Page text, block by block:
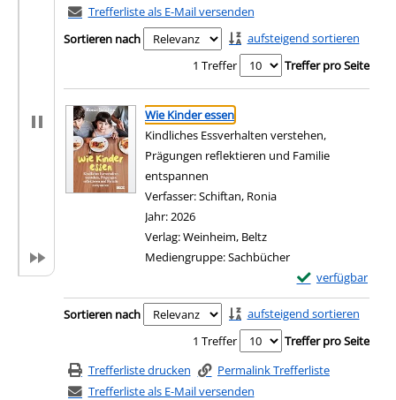
Trefferliste als E-Mail versenden
Sortieren nach
aufsteigend sortieren
1 Treffer
Treffer pro Seite
Suchergebnis
Zu den Suchfiltern springen
Wie Kinder essen
Kindliches Essverhalten verstehen,
Prägungen reflektieren und Familie
entspannen
Verfasser:Schiftan, Ronia
Jahr:2026
Verlag:Weinheim, Beltz
Mediengruppe:Sachbücher
verfügbar
Exemplar-Details
Zum Download
Zu den Suchfiltern springen
Sortieren nach
aufsteigend sortieren
1 Treffer
Treffer pro Seite
Trefferliste drucken
Permalink Trefferliste
Trefferliste als E-Mail versenden